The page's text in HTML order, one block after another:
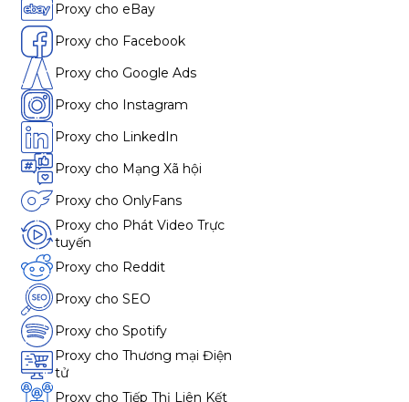
Proxy cho eBay
Proxy cho Facebook
Proxy cho Google Ads
Proxy cho Instagram
Proxy cho LinkedIn
Proxy cho Mạng Xã hội
Proxy cho OnlyFans
Proxy cho Phát Video Trực
tuyến
Proxy cho Reddit
Proxy cho SEO
Proxy cho Spotify
Proxy cho Thương mại Điện
tử
Proxy cho Tiếp Thị Liên Kết